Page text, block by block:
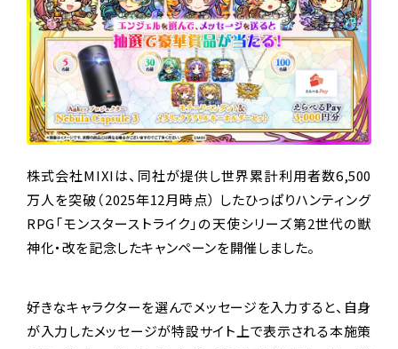
株式会社MIXIは、同社が提供し世界累計利用者数6,500
万人を突破（2025年12月時点） したひっぱりハンティング
RPG「モンスターストライク」の天使シリーズ第2世代の獣
神化・改を記念したキャンペーンを開催しました。
好きなキャラクターを選んでメッセージを入力すると、自身
が入力したメッセージが特設サイト上で表示される本施策